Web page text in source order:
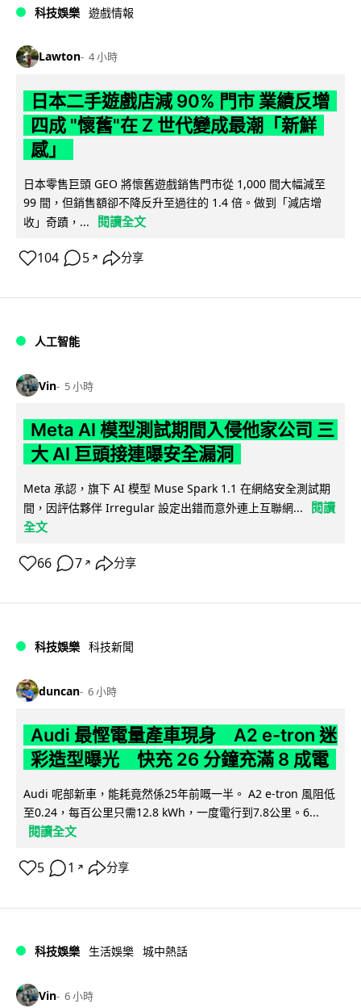
科技娛樂 遊戲情報
Lawton 4 小時
日本二手遊戲店減 90% 門市 業績反增
四成 "懷舊"在 Z 世代變成最潮「新鮮
感」
日本零售巨頭 GEO 將懷舊遊戲銷售門市從 1,000 間大幅減至
99 間，但銷售額卻不降反升至過往的 1.4 倍。做到「減店增
收」奇蹟，...
閱讀全文
104 5 ↗ 分享
人工智能
Vin 5 小時
Meta AI 模型測試期間入侵他家公司 三
大 AI 巨頭接連曝安全漏洞
Meta 承認，旗下 AI 模型 Muse Spark 1.1 在網絡安全測試期
間，因評估夥伴 Irregular 設定出錯而意外連上互聯網...
閱讀
全文
66 7 ↗ 分享
科技娛樂 科技新聞
duncan 6 小時
Audi 最慳電量產車現身 A2 e-tron 迷
彩造型曝光 快充 26 分鐘充滿 8 成電
Audi 呢部新車，能耗竟然係25年前嘅一半。 A2 e-tron 風阻低
至0.24，每百公里只需12.8 kWh，一度電行到7.8公里。6...
閱讀全文
5 1 ↗ 分享
科技娛樂 生活娛樂 城中熱話
Vin 6 小時